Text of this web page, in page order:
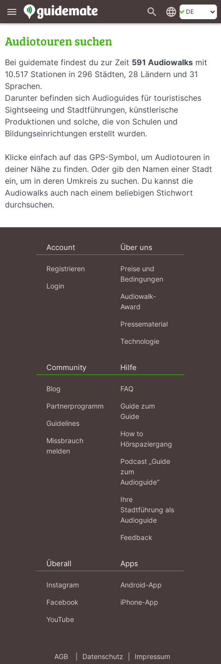
menu search language
Audiotouren suchen
Bei guidemate findest du zur Zeit 591 Audiowalks mit
10.517 Stationen in 296 Städten, 28 Ländern und 31
Sprachen.
Darunter befinden sich Audioguides für touristisches
Sightseeing und Stadtführungen, künstlerische
Produktionen und solche, die von Schulen und
Bildungseinrichtungen erstellt wurden.
Klicke einfach auf das GPS-Symbol, um Audiotouren in
deiner Nähe zu finden. Oder gib den Namen einer Stadt
ein, um in deren Umkreis zu suchen. Du kannst die
Audiowalks auch nach einem beliebigen Stichwort
durchsuchen.
Account
Registrieren
Login
Über uns
Preise und
Bedingungen
Audiowalk-
Award
Pressematerial
Technologie
Community
Blog
Partnerprogramm
Guidelines
Missbrauch
melden
Hilfe
FAQ
Guide zum
Guide
How to
Hörspaziergang
Podcast „Guide
zum
Audioguide“
Ihre
Stadtführung als
Audioguide
Feedback
Überall
Instagram
Facebook
YouTube
Apps
Android-App
iPhone-App
AGB Datenschutz Impressum